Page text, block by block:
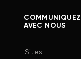
COMMUNIQUEZ
AVEC NOUS
Sites